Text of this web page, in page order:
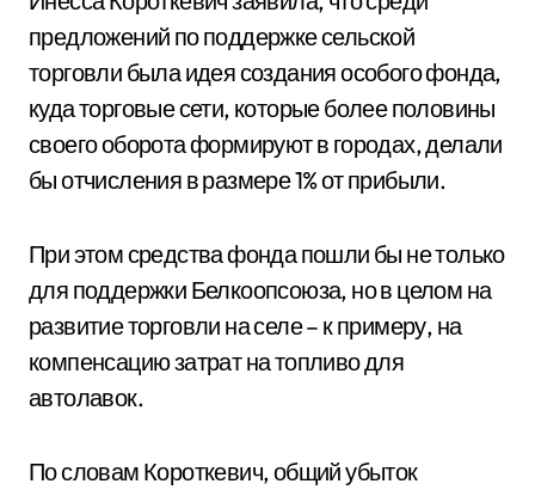
предложений по поддержке сельской
торговли была идея создания особого фонда,
куда торговые сети, которые более половины
своего оборота формируют в городах, делали
бы отчисления в размере 1% от прибыли.
При этом средства фонда пошли бы не только
для поддержки Белкоопсоюза, но в целом на
развитие торговли на селе – к примеру, на
компенсацию затрат на топливо для
автолавок.
По словам Короткевич, общий убыток